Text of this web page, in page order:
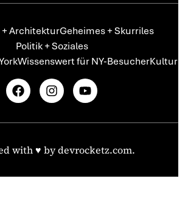
ArchitekturGeheimes + Skurriles
Politik + Soziales
Wissenswert für NY-BesucherKultur
with ♥️ bydevrocketz.com.